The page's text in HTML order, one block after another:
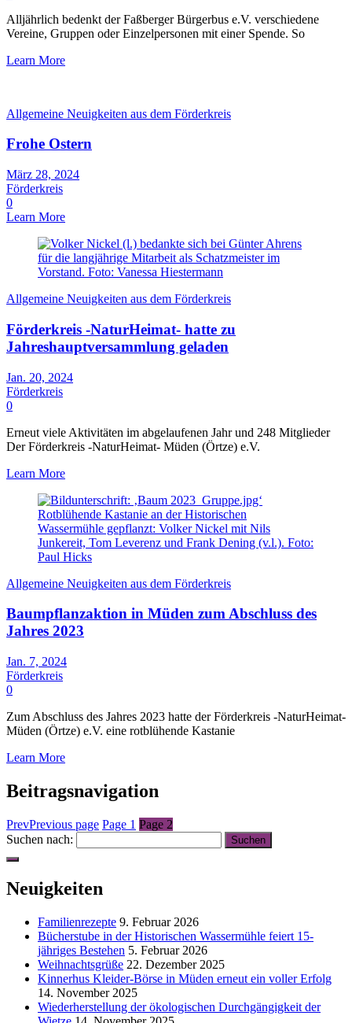
Alljährlich bedenkt der Faßberger Bürgerbus e.V. verschiedene
Vereine, Gruppen oder Einzelpersonen mit einer Spende. So
Learn More
Allgemeine Neuigkeiten aus dem Förderkreis
Frohe Ostern
März 28, 2024
Förderkreis
0
Learn More
Allgemeine Neuigkeiten aus dem Förderkreis
Förderkreis -NaturHeimat- hatte zu
Jahreshauptversammlung geladen
Jan. 20, 2024
Förderkreis
0
Erneut viele Aktivitäten im abgelaufenen Jahr und 248 Mitglieder
Der Förderkreis -NaturHeimat- Müden (Örtze) e.V.
Learn More
Allgemeine Neuigkeiten aus dem Förderkreis
Baumpflanzaktion in Müden zum Abschluss des
Jahres 2023
Jan. 7, 2024
Förderkreis
0
Zum Abschluss des Jahres 2023 hatte der Förderkreis -NaturHeimat-
Müden (Örtze) e.V. eine rotblühende Kastanie
Learn More
Beitragsnavigation
PrevPrevious page Page 1 Page 2
Suchen nach:
Neuigkeiten
Familienrezepte 9. Februar 2026
Bücherstube in der Historischen Wassermühle feiert 15-
jähriges Bestehen 5. Februar 2026
Weihnachtsgrüße 22. Dezember 2025
Kinnerhus Kleider-Börse in Müden erneut ein voller Erfolg
14. November 2025
Wiederherstellung der ökologischen Durchgängigkeit der